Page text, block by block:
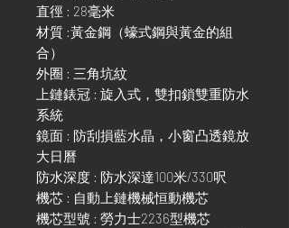
直徑 : 28毫米
材質 :黃金鋼（蠔式鋼與黃金的組
合）
外圈 : 三角坑紋
上鏈錶冠 : 旋入式，雙扣鎖雙重防水
系統
鏡面 : 防刮損藍水晶，小窗凸透鏡放
大日曆
防水深度 : 防水深達100米/330呎
機芯 : 自動上鏈機械恒動機芯
機芯型號 : 勞力士2236型機芯